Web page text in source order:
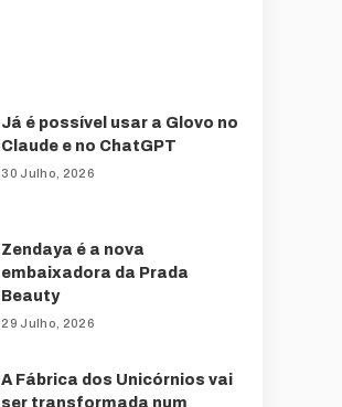
Já é possível usar a Glovo no
Claude e no ChatGPT
30 Julho, 2026
Zendaya é a nova
embaixadora da Prada
Beauty
29 Julho, 2026
A Fábrica dos Unicórnios vai
ser transformada num